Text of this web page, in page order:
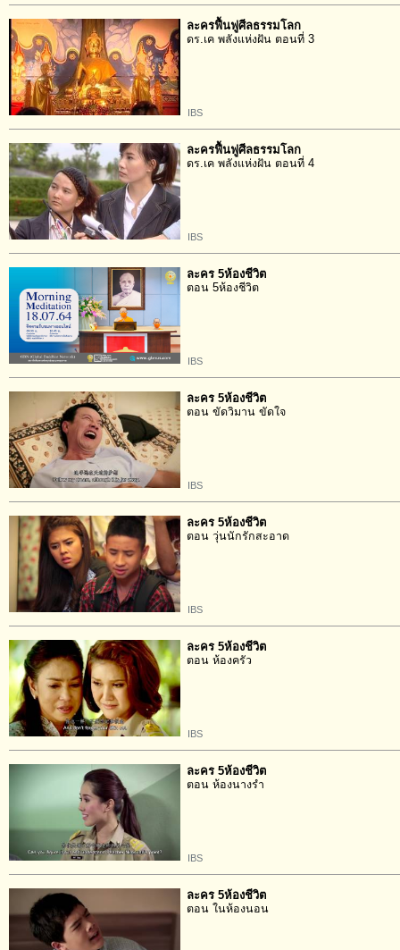
ละครฟื้นฟูศีลธรรมโลก
ดร.เค พลังแห่งฝัน ตอนที่ 3
IBS
ละครฟื้นฟูศีลธรรมโลก
ดร.เค พลังแห่งฝัน ตอนที่ 4
IBS
ละคร 5ห้องชีวิต
ตอน 5ห้องชีวิต
IBS
ละคร 5ห้องชีวิต
ตอน ขัดวิมาน ขัดใจ
IBS
ละคร 5ห้องชีวิต
ตอน วุ่นนักรักสะอาด
IBS
ละคร 5ห้องชีวิต
ตอน ห้องครัว
IBS
ละคร 5ห้องชีวิต
ตอน ห้องนางรำ
IBS
ละคร 5ห้องชีวิต
ตอน ในห้องนอน